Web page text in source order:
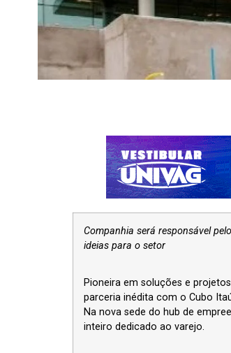
Companhia será responsável
ideias para o setor
Pioneira em soluções e
parceria inédita com o Cubo
Na nova sede do hub de
inteiro dedicado ao varejo.